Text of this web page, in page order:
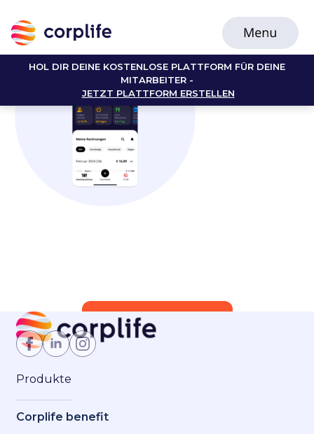
HOL DIR DEINE KOSTENLOSE PLATTFORM FÜR DEINE
MITARBEITER -
JETZT PLATTFORM ERSTELLEN
Jetzt Mitglied werden
Produkte
Corplife benefit